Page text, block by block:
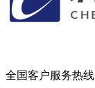
全国客户服务热线